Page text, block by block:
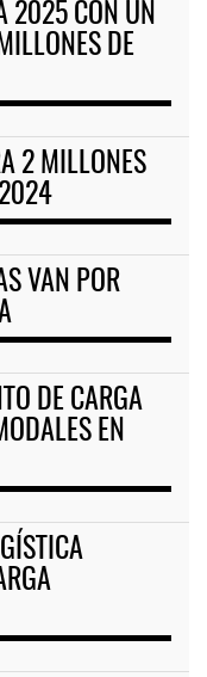
2025 CON UN
DE
2 MILLONES
2024
VAN POR
DE CARGA
EN